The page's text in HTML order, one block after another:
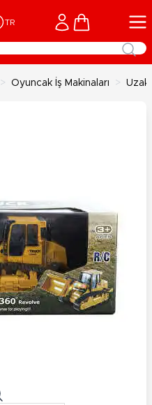
TR Cart
> Oyuncak İş Makinaları >